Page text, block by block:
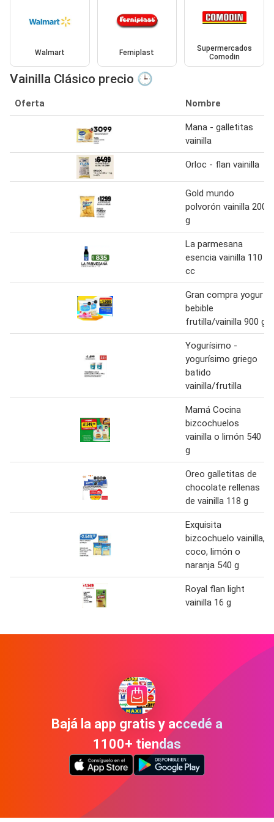
Walmart Ferniplast
Supermercados
Comodin
Vainilla Clásico precio 🕒
Oferta Nombre
Mana - galletitas
vainilla
Orloc - flan vainilla
Gold mundo
polvorón vainilla 200
g
La parmesana
esencia vainilla 110
cc
Gran compra yogur
bebible
frutilla/vainilla 900 g
Yogurísimo -
yogurísimo griego
batido
vainilla/frutilla
Mamá Cocina
bizcochuelos
vainilla o limón 540
g
Oreo galletitas de
chocolate rellenas
de vainilla 118 g
Exquisita
bizcochuelo vainilla,
coco, limón o
naranja 540 g
Royal flan light
vainilla 16 g
Bajá la app gratis y accedé a
1100+ tiendas